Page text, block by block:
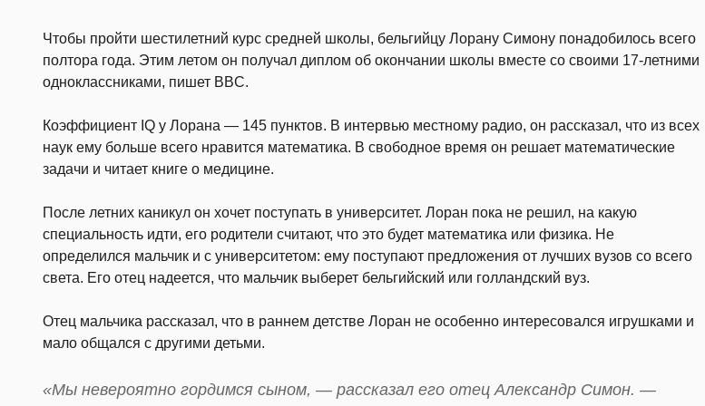
Чтобы пройти шестилетний курс средней школы, бельгийцу Лорану Симону понадобилось всего
полтора года. Этим летом он получал диплом об окончании школы вместе со своими 17-летними
одноклассниками, пишет BBC.
Коэффициент IQ у Лорана — 145 пунктов. В интервью местному радио, он рассказал, что из всех
наук ему больше всего нравится математика. В свободное время он решает математические
задачи и читает книге о медицине.
После летних каникул он хочет поступать в университет. Лоран пока не решил, на какую
специальность идти, его родители считают, что это будет математика или физика. Не
определился мальчик и с университетом: ему поступают предложения от лучших вузов со всего
света. Его отец надеется, что мальчик выберет бельгийский или голландский вуз.
Отец мальчика рассказал, что в раннем детстве Лоран не особенно интересовался игрушками и
мало общался с другими детьми.
«Мы невероятно гордимся сыном, — рассказал его отец Александр Симон. —